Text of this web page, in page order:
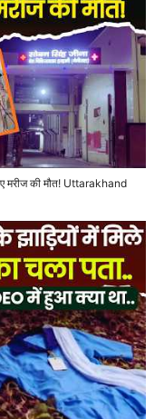
मरीज की मौत! Uttarakhand